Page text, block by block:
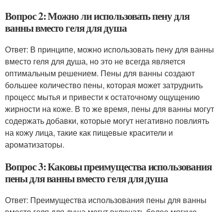
Вопрос 2: Можно ли использовать пену для
ванны вместо геля для душа
Ответ: В принципе, можно использовать пену для ванны
вместо геля для душа, но это не всегда является
оптимальным решением. Пены для ванны создают
большее количество пены, которая может затруднить
процесс мытья и привести к остаточному ощущению
жирности на коже. В то же время, пены для ванны могут
содержать добавки, которые могут негативно повлиять
на кожу лица, такие как пищевые красители и
ароматизаторы.
Вопрос 3: Каковы преимущества использования
пены для ванны вместо геля для душа
Ответ: Преимущества использования пены для ванны